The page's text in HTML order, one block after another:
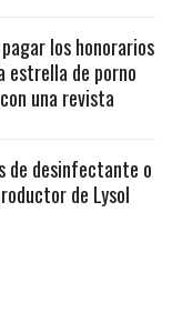
los honorarios
estrella de porno
una revista
de desinfectante o
de Lysol